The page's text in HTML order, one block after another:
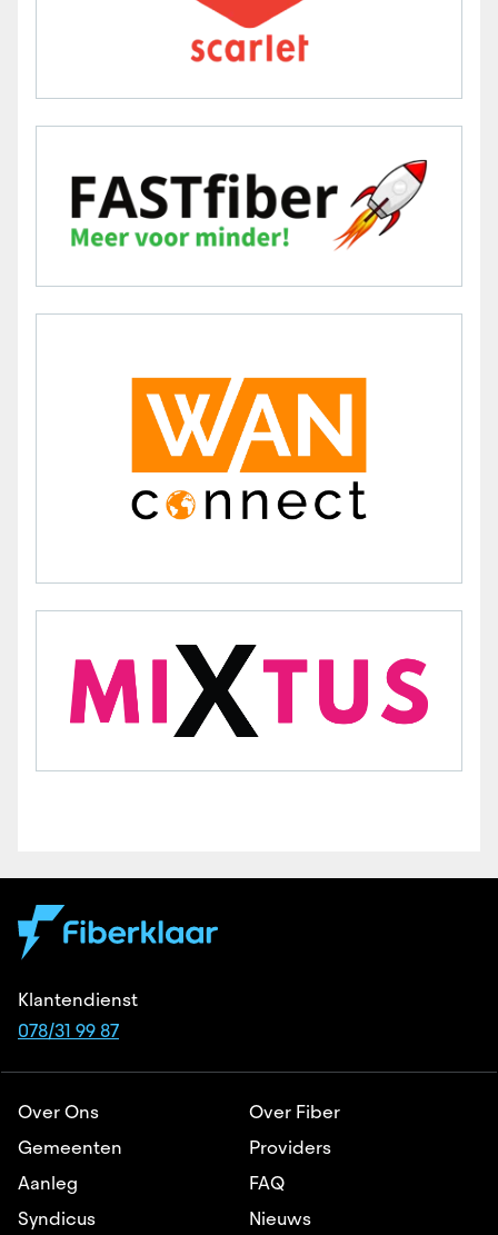
Klantendienst
078/31 99 87
Over Ons
Over Fiber
Gemeenten
Providers
Aanleg
FAQ
Syndicus
Nieuws